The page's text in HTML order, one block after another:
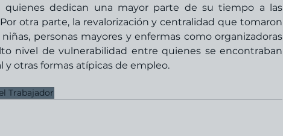
quienes dedican una mayor parte de su tiempo a las
otra parte, la revalorización y centralidad que tomaron
personas mayores y enfermas como organizadoras
nivel de vulnerabilidad entre quienes se encontraban
y otras formas atípicas de empleo.
Trabajador